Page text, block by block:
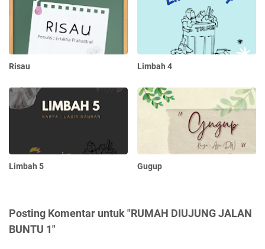
Risau Limbah 4
Limbah 5 Gugup
Posting Komentar untuk "RUMAH DIUJUNG JALAN
BUNTU 1"